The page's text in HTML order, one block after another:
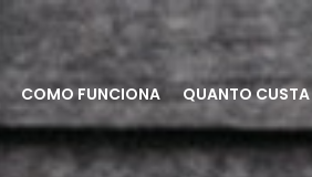
COMO FUNCIONA QUANTO CUSTA